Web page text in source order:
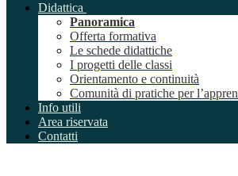
Didattica
Panoramica
Offerta formativa
Le schede didattiche
I progetti delle classi
Orientamento e continuità
Comunità di pratiche per
Info utili
Area riservata
Contatti